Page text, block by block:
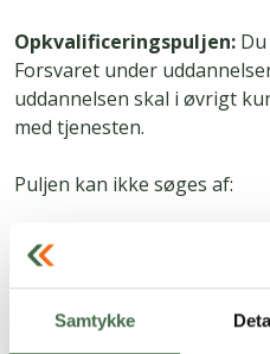
Samtykke
Opkvalificeringspuljen:
Forsvaret under
uddannelsen skal i øvrigt
med tjenesten.
Puljen kan ikke søges af:
Tjenestemandsansatte
Medlemmer der
Ansatte på den nye